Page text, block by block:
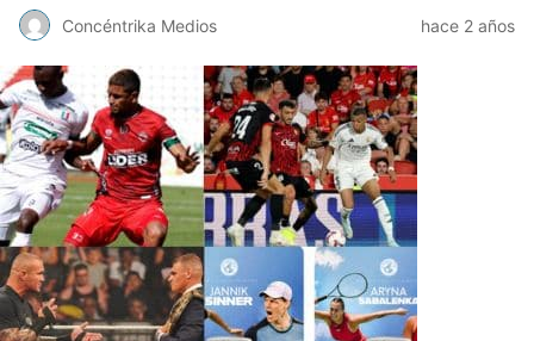
Concéntrika Medios hace 2 años